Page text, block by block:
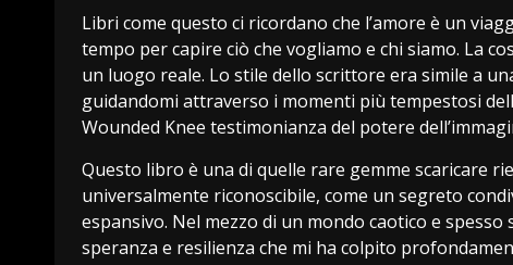
Libri come questo ci ricordano che l’amore è un
tempo per capire ciò che vogliamo e chi siamo. La
un luogo reale. Lo stile dello scrittore era simile a
guidandomi attraverso i momenti più tempestosi
Wounded Knee testimonianza del potere
Questo libro è una di quelle rare gemme scaricare
universalmente riconoscibile, come un segreto
espansivo. Nel mezzo di un mondo caotico e
speranza e resilienza che mi ha colpito